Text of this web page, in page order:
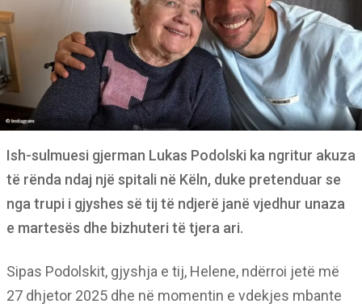
Ish-sulmuesi gjerman Lukas Podolski ka ngritur akuza
të rënda ndaj një spitali në Këln, duke pretenduar se
nga trupi i gjyshes së tij të ndjerë janë vjedhur unaza
e martesës dhe bizhuteri të tjera ari.
Sipas Podolskit, gjyshja e tij, Helene, ndërroi jetë më
27 dhjetor 2025 dhe në momentin e vdekjes mbante